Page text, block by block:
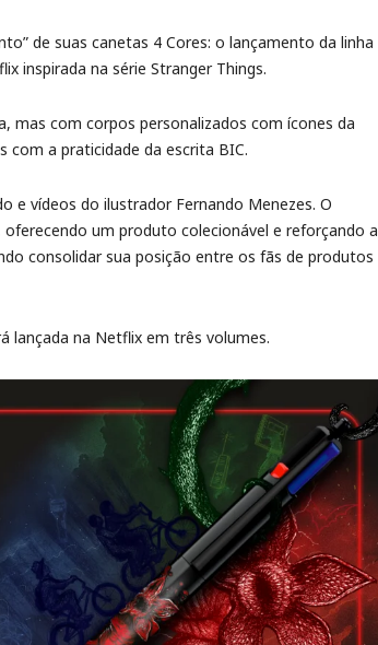
de suas canetas 4 Cores: o lançamento da linha
inspirada na série Stranger Things.
mas com corpos personalizados com ícones da
com a praticidade da escrita BIC.
e vídeos do ilustrador Fernando Menezes. O
um produto colecionável e reforçando a
consolidar sua posição entre os fãs de produtos
lançada na Netflix em três volumes.